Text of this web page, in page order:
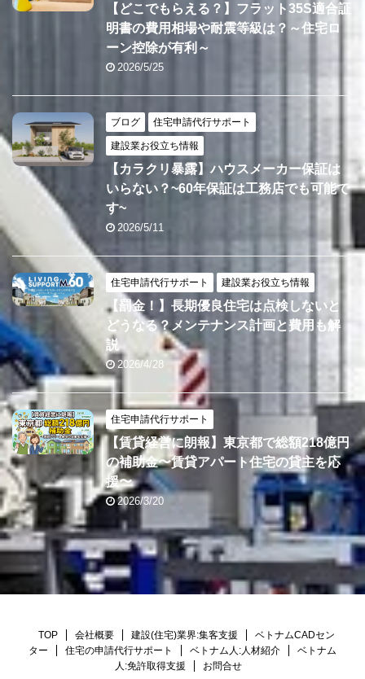
【どこでもらえる？】フラット35S適合証
明書の費用相場や耐震等級は？～住宅ロ
ーン控除が有利～
2026/5/25
ブログ 住宅申請代行サポート
建設業お役立ち情報
【カラクリ暴露】ハウスメーカー保証は
いらない？~60年保証は工務店でも可能で
す~
2026/5/11
住宅申請代行サポート 建設業お役立ち情報
【罰金！】長期優良住宅は点検しないと
どうなる？メンテナンス計画と費用も解
説
2026/4/28
住宅申請代行サポート
【賃貸経営に朗報】東京都で総額218億円
の補助金〜賃貸アパート住宅の貸主を応
援〜
2026/3/20
TOP 会社概要 建設(住宅)業界:集客支援
ベトナムCADセン
ター
住宅の申請代行サポート ベトナム人:人材紹介
ベトナム
人:免許取得支援
お問合せ